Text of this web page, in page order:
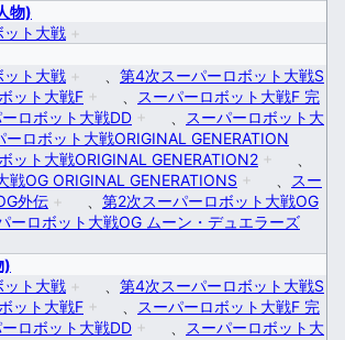
物)
ト大戦 +
ト大戦 +
第4次スーパーロボット大戦S
ット大戦F +
スーパーロボット大戦F 完
ロボット大戦DD +
スーパーロボット大
ーロボット大戦ORIGINAL GENERATION
ット大戦ORIGINAL GENERATION2 +
戦OG ORIGINAL GENERATIONS +
スー
外伝 +
第2次スーパーロボット大戦OG
ーロボット大戦OG ムーン・デュエラーズ
)
ト大戦 +
第4次スーパーロボット大戦S
ット大戦F +
スーパーロボット大戦F 完
ロボット大戦DD +
スーパーロボット大